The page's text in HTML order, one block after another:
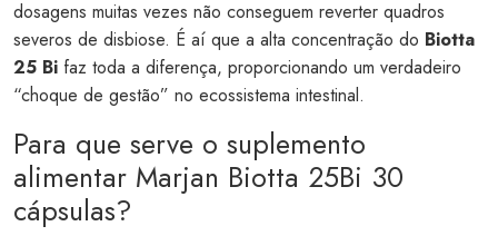
dosagens muitas vezes não conseguem reverter quadros
severos de disbiose. É aí que a alta concentração do Biotta
25 Bi faz toda a diferença, proporcionando um verdadeiro
“choque de gestão” no ecossistema intestinal.
Para que serve o suplemento
alimentar Marjan Biotta 25Bi 30
cápsulas?